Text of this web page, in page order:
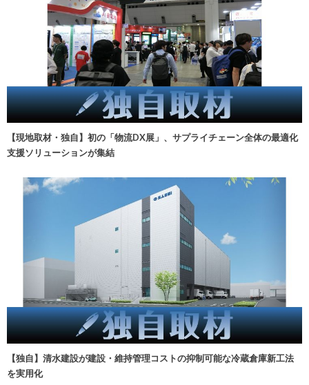
【現地取材・独自】初の「物流DX展」、サプライチェーン全体の最適化
支援ソリューションが集結
【独自】清水建設が建設・維持管理コストの抑制可能な冷蔵倉庫新工法
を実用化